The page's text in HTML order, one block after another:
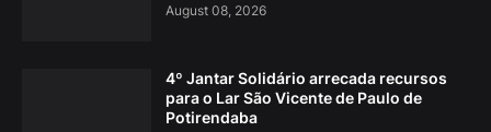
August 08, 2026
4º Jantar Solidário arrecada recursos
para o Lar São Vicente de Paulo de
Potirendaba